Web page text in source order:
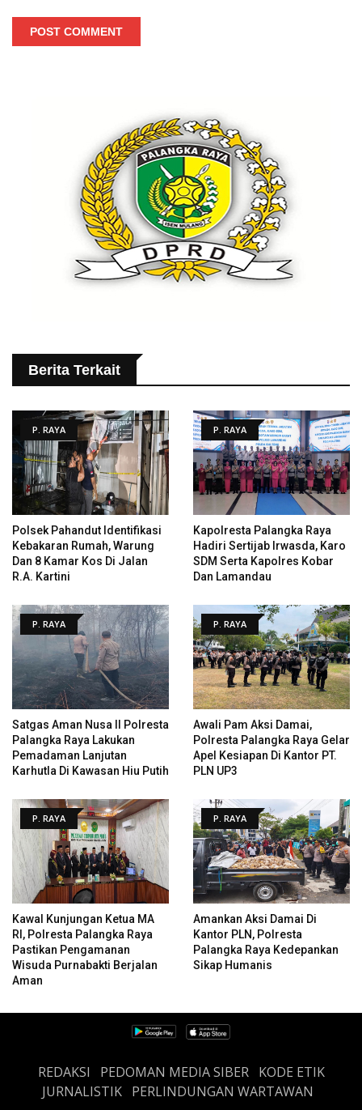
POST COMMENT
Berita Terkait
P. RAYA
Polsek Pahandut Identifikasi
Kebakaran Rumah, Warung
Dan 8 Kamar Kos Di Jalan
R.A. Kartini
P. RAYA
Kapolresta Palangka Raya
Hadiri Sertijab Irwasda, Karo
SDM Serta Kapolres Kobar
Dan Lamandau
P. RAYA
Satgas Aman Nusa II Polresta
Palangka Raya Lakukan
Pemadaman Lanjutan
Karhutla Di Kawasan Hiu Putih
P. RAYA
Awali Pam Aksi Damai,
Polresta Palangka Raya Gelar
Apel Kesiapan Di Kantor PT.
PLN UP3
P. RAYA
Kawal Kunjungan Ketua MA
RI, Polresta Palangka Raya
Pastikan Pengamanan
Wisuda Purnabakti Berjalan
Aman
P. RAYA
Amankan Aksi Damai Di
Kantor PLN, Polresta
Palangka Raya Kedepankan
Sikap Humanis
REDAKSI PEDOMAN MEDIA SIBER
KODE ETIK
JURNALISTIK PERLINDUNGAN WARTAWAN